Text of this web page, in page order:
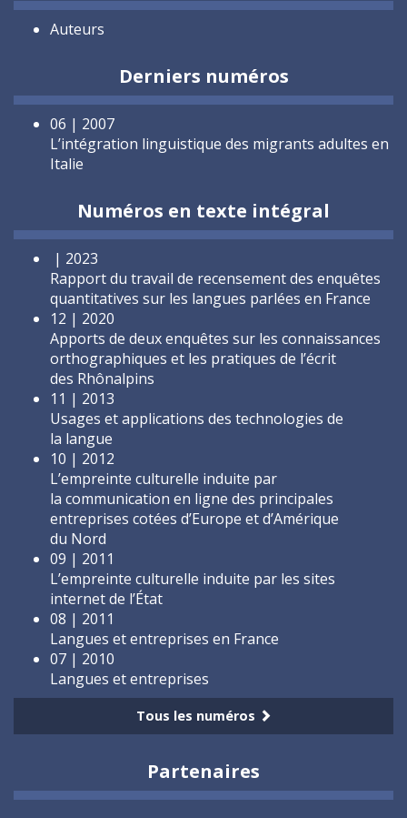
Auteurs
Derniers numéros
06 | 2007
L’intégration linguistique des migrants adultes en
Italie
Numéros en texte intégral
| 2023
Rapport du travail de recensement des enquêtes
quantitatives sur les langues parlées en France
12 | 2020
Apports de deux enquêtes sur les connaissances
orthographiques et les pratiques de l’écrit
des Rhônalpins
11 | 2013
Usages et applications des technologies de
la langue
10 | 2012
L’empreinte culturelle induite par
la communication en ligne des principales
entreprises cotées d’Europe et d’Amérique
du Nord
09 | 2011
L’empreinte culturelle induite par les sites
internet de l’État
08 | 2011
Langues et entreprises en France
07 | 2010
Langues et entreprises
Tous les numéros
Partenaires